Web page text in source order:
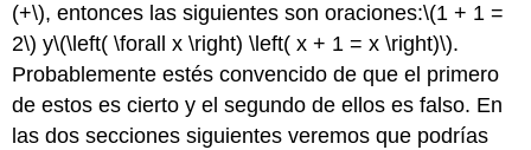
(+\), entonces las siguientes son oraciones:\(1 + 1 =
2\) y\(\left( \forall x \right) \left( x + 1 = x \right)\).
Probablemente estés convencido de que el primero
de estos es cierto y el segundo de ellos es falso. En
las dos secciones siguientes veremos que podrías